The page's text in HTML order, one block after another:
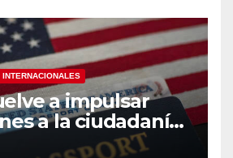
INTERNACIONALES
a impulsar
a la ciudadanía